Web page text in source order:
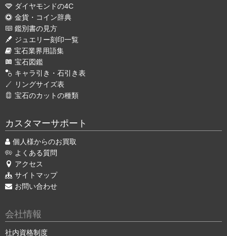
ダイヤモンドの4C
金貨・コイン辞典
鑑別書の見方
ジュエリー刻印一覧
宝石業界用語集
宝石図鑑
キャラ引き・石引き表
リングサイズ表
宝石のカットの種類
カスタマーサポート
個人様からのお買取
よくある質問
アクセス
サイトマップ
お問い合わせ
会社情報
社内資格制度